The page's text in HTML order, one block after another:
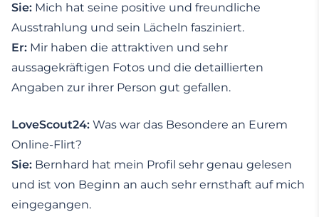
Sie: Mich hat seine positive und freundliche
Ausstrahlung und sein Lächeln fasziniert.
Er: Mir haben die attraktiven und sehr
aussagekräftigen Fotos und die detaillierten
Angaben zur ihrer Person gut gefallen.
LoveScout24: Was war das Besondere an Eurem
Online-Flirt?
Sie: Bernhard hat mein Profil sehr genau gelesen
und ist von Beginn an auch sehr ernsthaft auf mich
eingegangen.